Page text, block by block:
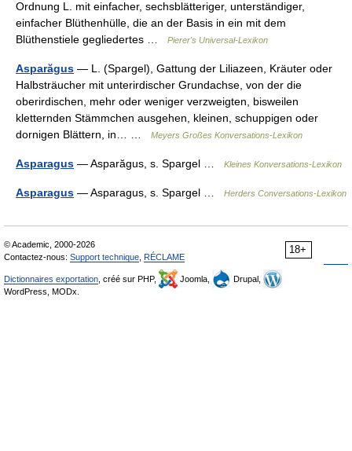
Ordnung L. mit einfacher, sechsblätteriger, unterständiger,
einfacher Blüthenhülle, die an der Basis in ein mit dem
Blüthenstiele gegliedertes …
Pierer's Universal-Lexikon
Asparăgus — L. (Spargel), Gattung der Liliazeen, Kräuter oder
Halbsträucher mit unterirdischer Grundachse, von der die
oberirdischen, mehr oder weniger verzweigten, bisweilen
kletternden Stämmchen ausgehen, kleinen, schuppigen oder
dornigen Blättern, in… …
Meyers Großes Konversations-Lexikon
Asparagus — Asparăgus, s. Spargel … Kleines Konversations-Lexikon
Asparagus — Asparagus, s. Spargel … Herders Conversations-Lexikon
18+
© Academic, 2000-2026
Contactez-nous: Support technique RÉCLAME
Dictionnaires exportation , créé sur PHP, Joomla,
Drupal,
WordPress, MODx.